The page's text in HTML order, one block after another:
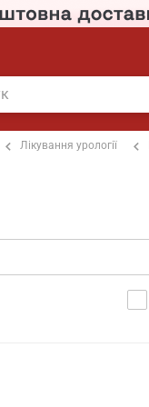
Лікування урології